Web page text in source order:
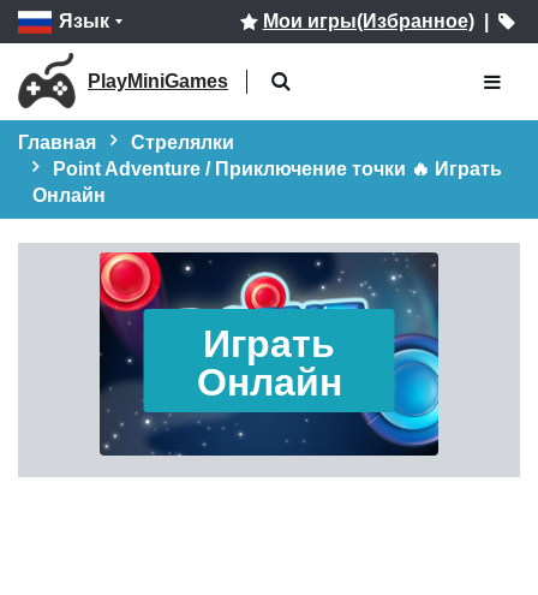
Язык Мои игры(Избранное)|
PlayMiniGames
Главная
Стрелялки
Point Adventure / Приключение точки 🔥 Играть
Онлайн
Играть
Онлайн